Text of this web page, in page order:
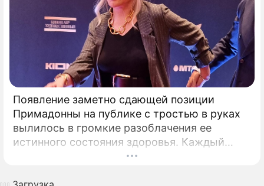
Появление заметно сдающей позиции
Примадонны на публике с тростью в руках
вылилось в громкие разоблачения ее
истинного состояния здоровья. Каждый
выход некогда главной певицы страны в